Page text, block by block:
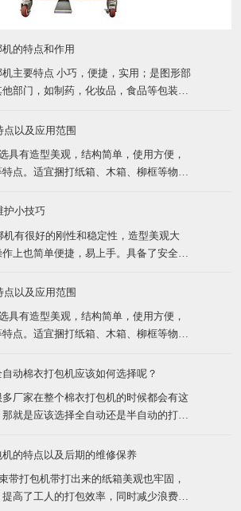
的特点和作用
主要特点 小巧，便捷，实用；是图形部
部门，如制药，化妆品，食品等包装产
动照片眼（自动装置）开始循环；按按钮
3种捆扎带松紧级别设置 结束带捆
点以及应用范围
具有造型美观，结构简单，使用方便，
点。适宜捆打纸箱、木箱、柳框等物
维修起来比较简易，故广泛适用于流动
熔粘合效果，又可解决带钳的铁扣机捆
护小技巧
有很好的刚性和稳定性，造型美观大
上也简单便捷，易上手。具备了安全性
捆绑机的厂家对了PE捆绑机赞口不绝，认
输费。 PE捆绑机广泛用于用于食品、
化工
点以及应用范围
具有造型美观，结构简单，使用方便，
点。适宜捆打纸箱、木箱、柳框等物
维修起来比较简易，故广泛适用于流动
熔粘合效果，又可解决带钳的铁扣机捆
动棉衣打包机应该如何选择呢？
家在整个棉衣打包机的时候都会有这
就是应该选择全自动还是半自动的打包
的，很有可能由于衣物的形状不是十分
觉得如果不选择全自动的打包机的话，很
造成比较严重
的特点以及后期的维修保养
打包机带打出来的纸箱美观也牢固，
高了工人的打包效率，同时减少浪费，